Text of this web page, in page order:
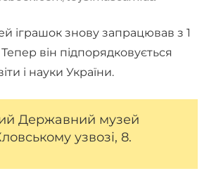
іграшок знову запрацював з 1
він підпорядковується
і науки України.
Державний музей
узвозі, 8.